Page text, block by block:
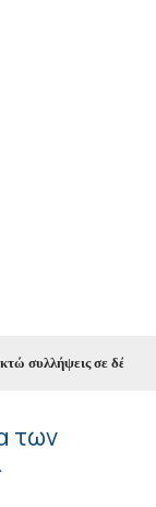
σε δέκα
των